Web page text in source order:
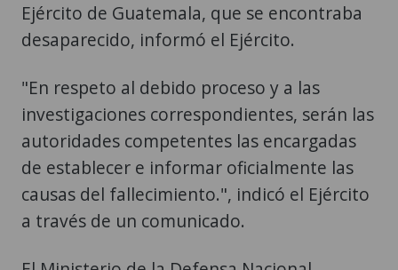
Ejército de Guatemala, que se encontraba
desaparecido, informó el Ejército.
"En respeto al debido proceso y a las
investigaciones correspondientes, serán las
autoridades competentes las encargadas
de establecer e informar oficialmente las
causas del fallecimiento.", indicó el Ejército
a través de un comunicado.